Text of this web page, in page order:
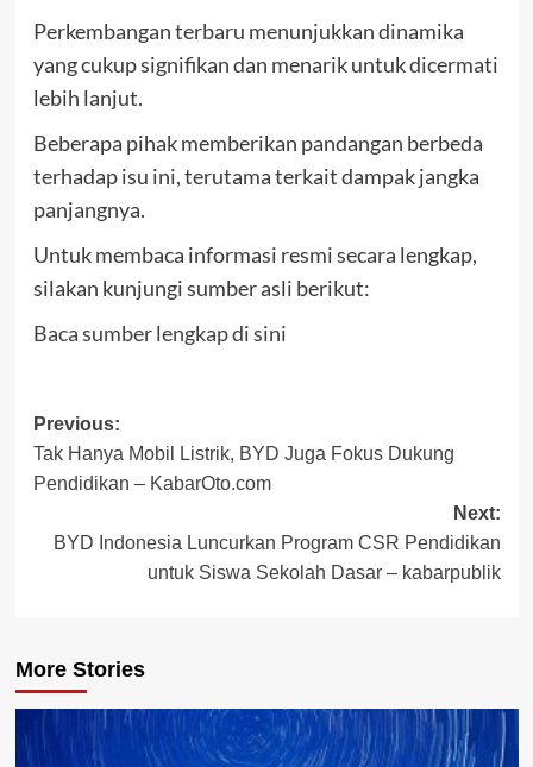
Perkembangan terbaru menunjukkan dinamika
yang cukup signifikan dan menarik untuk dicermati
lebih lanjut.
Beberapa pihak memberikan pandangan berbeda
terhadap isu ini, terutama terkait dampak jangka
panjangnya.
Untuk membaca informasi resmi secara lengkap,
silakan kunjungi sumber asli berikut:
Baca sumber lengkap di sini
Post
navigation
Previous:
Tak Hanya Mobil Listrik, BYD Juga Fokus Dukung
Pendidikan – KabarOto.com
Next:
BYD Indonesia Luncurkan Program CSR Pendidikan
untuk Siswa Sekolah Dasar – kabarpublik
More Stories